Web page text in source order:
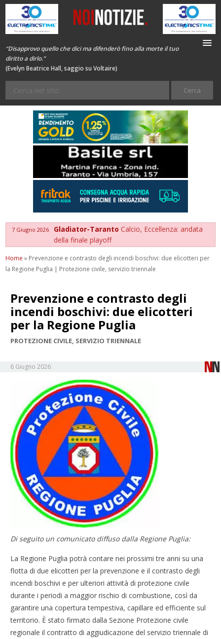
“Disapprovo quello che dici ma difenderò fino alla morte il tuo
diritto a dirlo.”
(Evelyn Beatrice Hall, saggio su Voltaire)
7 Giugno 2026 Gladiator-TarantoCalcio, Eccellenza: andata
della finale playoff
Home » Prevenzione e contrasto degli incendi boschivi: due elicotteri per
la Regione Puglia | Protezione civile, servizio triennale
Prevenzione e contrasto degli
incendi boschivi: due elicotteri
per la Regione Puglia
PROTEZIONE CIVILE, SERVIZIO TRIENNALE
6 Giugno 2026
Di seguito un comunicato diffuso dalla Regione Puglia:
La Regione Puglia potrà contare nei prossimi tre anni su una
flotta di due elicotteri per la prevenzione e il contrasto degli
incendi boschivi e per ulteriori attività di protezione civile
durante i periodi a maggior rischio di combustione, così da
garantire una copertura tempestiva, capillare ed efficiente sul
territorio. È stato firmato dalla Sezione Protezione civile
regionale il contratto di aggiudicazione del servizio triennale di